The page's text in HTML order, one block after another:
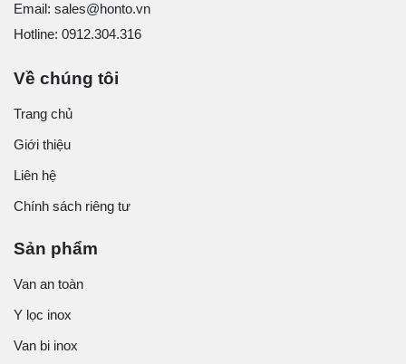
Email: sales@honto.vn
Hotline: 0912.304.316
Về chúng tôi
Trang chủ
Giới thiệu
Liên hệ
Chính sách riêng tư
Sản phẩm
Van an toàn
Y lọc inox
Van bi inox